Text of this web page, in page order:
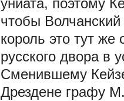
униата, поэтому
чтобы
король это тут
русского двора в
Сменившему
Дрездене графу